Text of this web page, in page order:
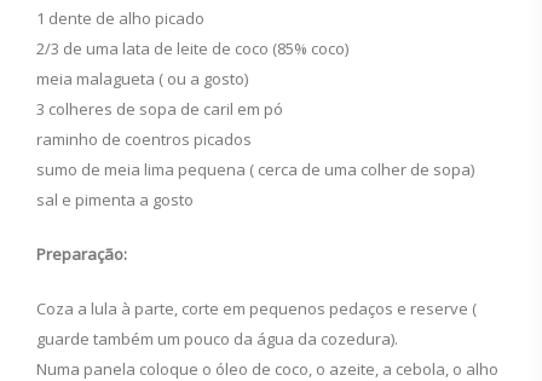
1 dente de alho picado
2/3 de uma lata de leite de coco (85% coco)
meia malagueta ( ou a gosto)
3 colheres de sopa de caril em pó
raminho de coentros picados
sumo de meia lima pequena ( cerca de uma colher de sopa)
sal e pimenta a gosto
Preparação:
Coza a lula à parte, corte em pequenos pedaços e reserve (
guarde também um pouco da água da cozedura).
Numa panela coloque o óleo de coco, o azeite, a cebola, o alho